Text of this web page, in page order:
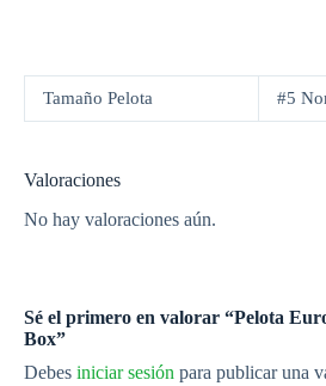
Tamaño Pelota #5
Valoraciones
No hay valoraciones aún.
Sé el primero en valorar “Pelota
Box”
Debes iniciar sesión para publicar una